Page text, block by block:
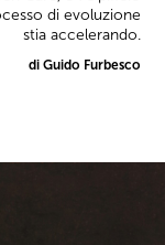
di evoluzione
stia accelerando.
di Guido Furbesco